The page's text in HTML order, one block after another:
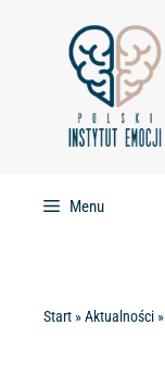
Menu
Start »Aktualności »